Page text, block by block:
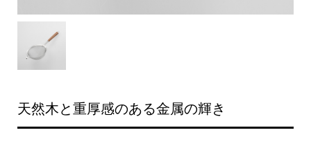
天然木と重厚感のある金属の輝き